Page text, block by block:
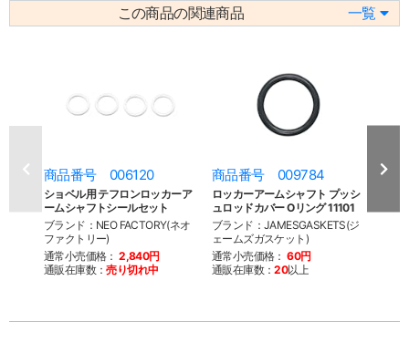
この商品の関連商品 一覧
商品番号 006120
ショベル用 テフロンロッカーア
ームシャフトシールセット
ブランド：NEO FACTORY(ネオ
ファクトリー)
通常小売価格： 2,840円
通販在庫数：売り切れ中
商品番号 009784
ロッカーアームシャフト プッシ
ュロッドカバー Oリング 11101
ブランド：JAMESGASKETS(ジ
ェームズガスケット)
通常小売価格： 60円
通販在庫数：20以上
商